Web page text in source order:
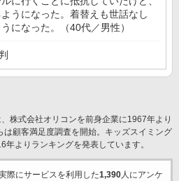
うになった。着替えも世話なし
になった。（40代／男性）
株式会社オリコンを前身企業に1967年より
は顧客満足度調査を開始。キッズスイミング
年よりランキングを発表しています。
際にサービスを利用した1,390人にアンケ